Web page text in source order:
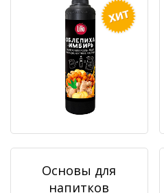
Основы для
напитков